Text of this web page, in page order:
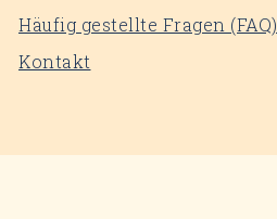
Häufig gestellte Fragen (FAQ)
Kontakt